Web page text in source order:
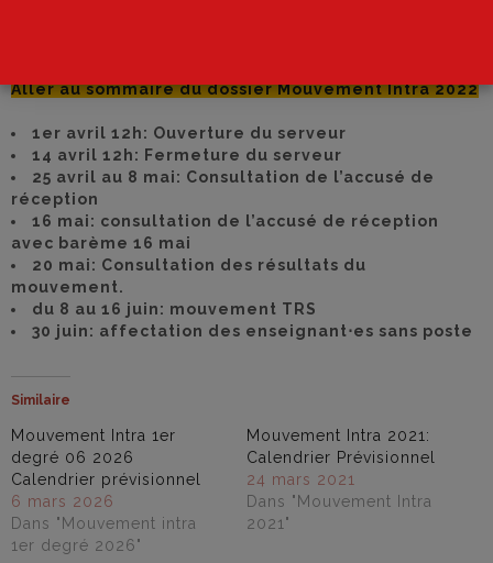
Aller au sommaire du dossier Mouvement Intra 2022
1er avril 12h: Ouverture du serveur
14 avril 12h: Fermeture du serveur
25 avril au 8 mai: Consultation de l’accusé de
réception
16 mai: consultation de l’accusé de réception
avec barème 16 mai
20 mai: Consultation des résultats du
mouvement.
du 8 au 16 juin: mouvement TRS
30 juin: affectation des enseignant⋅es sans poste
Similaire
Mouvement Intra 1er
degré 06 2026
Calendrier prévisionnel
6 mars 2026
Dans "Mouvement intra
1er degré 2026"
Mouvement Intra 2021:
Calendrier Prévisionnel
24 mars 2021
Dans "Mouvement Intra
2021"